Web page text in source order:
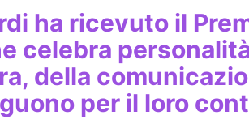
ha ricevuto il
celebra
della
per il loro